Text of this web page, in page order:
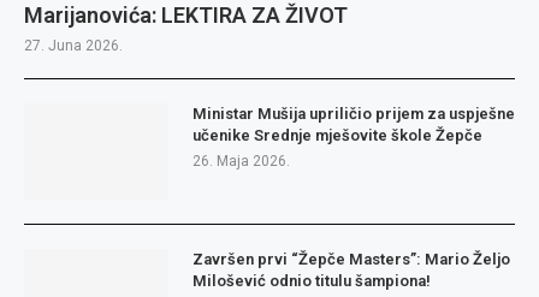
Marijanovića: LEKTIRA ZA ŽIVOT
27. Juna 2026.
Ministar Mušija upriličio prijem za uspješne
učenike Srednje mješovite škole Žepče
26. Maja 2026.
Završen prvi “Žepče Masters”: Mario Željo
Milošević odnio titulu šampiona!